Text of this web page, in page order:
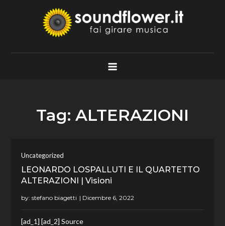
Soundflower.it
Fai Girare Musica
Tag: ALTERAZIONI
Uncategorized
LEONARDO LOSPALLUTI E IL QUARTETTO
ALTERAZIONI | Visioni
by:stefano biagetti
[ad_1] [ad_2] Source